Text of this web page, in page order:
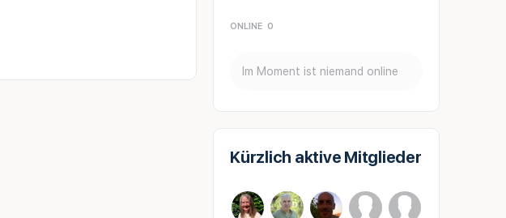
ONLINE 0
Im Moment ist niemand online
Kürzlich aktive Mitglieder